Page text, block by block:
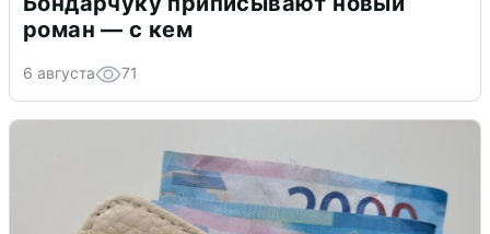
роман — с кем
6 августа 71